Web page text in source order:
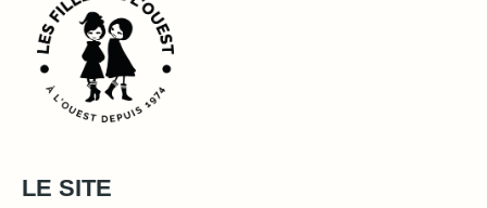
LE SITE